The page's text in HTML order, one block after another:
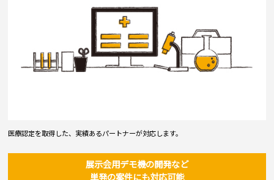
医療認定を取得した、実績あるパートナーが対応します。
展示会用デモ機の開発など
単発の案件にも対応可能